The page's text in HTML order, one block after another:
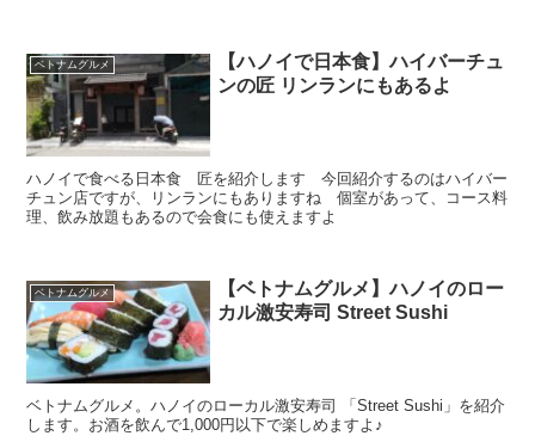
ベトナムグルメ
【ハノイで日本食】ハイバーチュ
ンの匠 リンランにもあるよ
ハノイで食べる日本食 匠を紹介します 今回紹介するのはハイバー
チュン店ですが、リンランにもありますね 個室があって、コース料
理、飲み放題もあるので会食にも使えますよ
ベトナムグルメ
【ベトナムグルメ】ハノイのロー
カル激安寿司 Street Sushi
ベトナムグルメ。ハノイのローカル激安寿司 「Street Sushi」を紹介
します。お酒を飲んで1,000円以下で楽しめますよ♪